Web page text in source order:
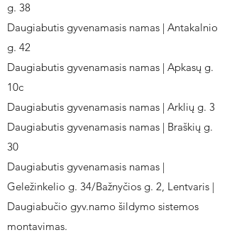
g. 38
Daugiabutis gyvenamasis namas | Antakalnio
g. 42
Daugiabutis gyvenamasis namas | Apkasų g.
10c
Daugiabutis gyvenamasis namas | Arklių g. 3
Daugiabutis gyvenamasis namas | Braškių g.
30
Daugiabutis gyvenamasis namas |
Geležinkelio g. 34/Bažnyčios g. 2, Lentvaris |
Daugiabučio gyv.namo šildymo sistemos
montavimas.